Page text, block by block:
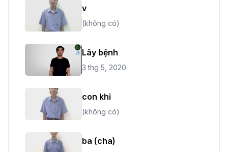
v
(không có)
Lây bệnh
3 thg 5, 2020
con khỉ
(không có)
ba (cha)